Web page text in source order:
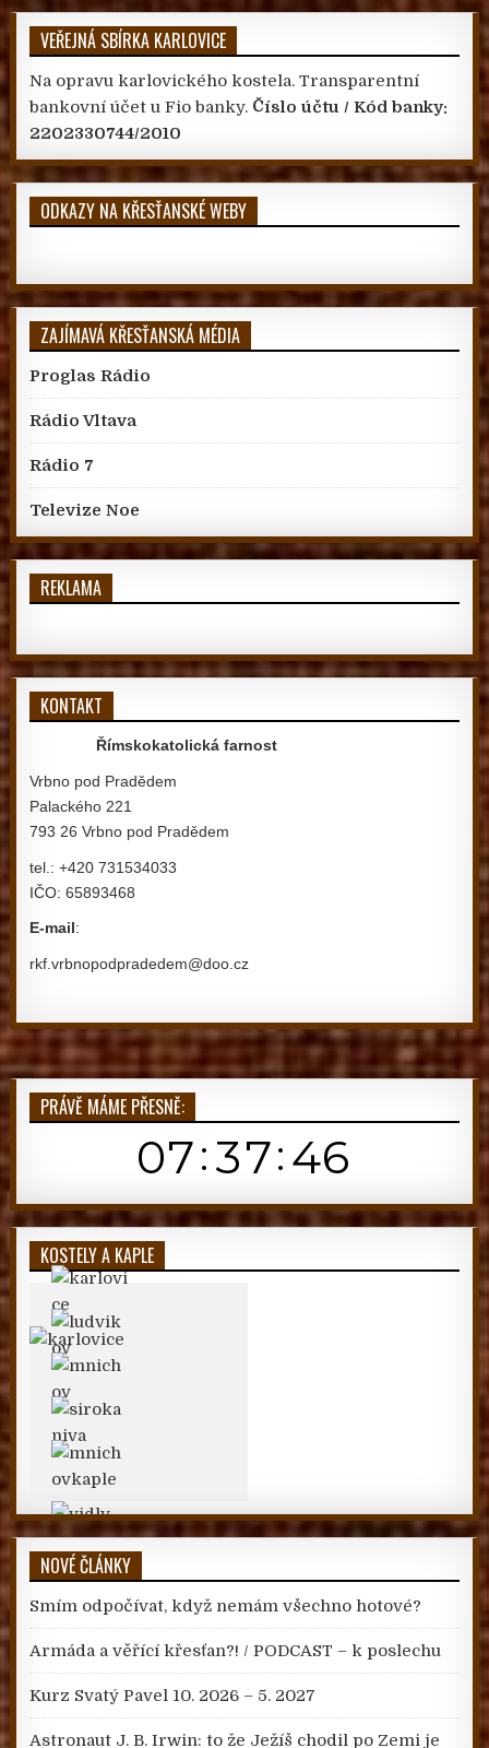
VEŘEJNÁ SBÍRKA KARLOVICE
Na opravu karlovického kostela. Transparentní
bankovní účet u Fio banky. Číslo účtu / Kód banky:
2202330744/2010
ODKAZY NA KŘESŤANSKÉ WEBY
ZAJÍMAVÁ KŘESŤANSKÁ MÉDIA
Proglas Rádio
Rádio Vltava
Rádio 7
Televize Noe
REKLAMA
KONTAKT
Římskokatolická farnost
Vrbno pod Pradědem
Palackého 221
793 26 Vrbno pod Pradědem
tel.: +420 731534033
IČO: 65893468
E-mail:
rkf.vrbnopodpradedem@doo.cz
PRÁVĚ MÁME PŘESNĚ:
KOSTELY A KAPLE
NOVÉ ČLÁNKY
Smím odpočívat, když nemám všechno hotové?
Armáda a věřící křesťan?! / PODCAST – k poslechu
Kurz Svatý Pavel 10. 2026 – 5. 2027
Astronaut J. B. Irwin: to že Ježíš chodil po Zemi je